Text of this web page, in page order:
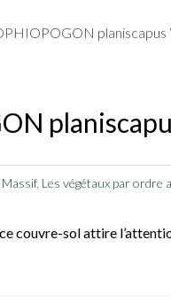
planiscapus
, Les végétaux par ordre
couvre-sol attire